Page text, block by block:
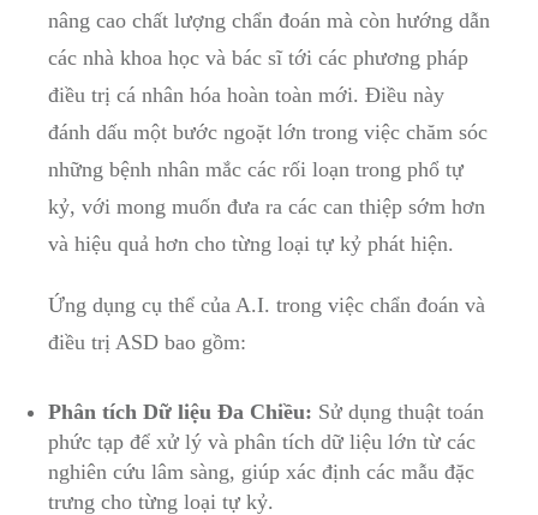
⁢nâng cao chất lượng chẩn đoán mà⁣ còn hướng dẫn
các nhà khoa học và bác sĩ‍ tới⁣ các phương pháp
điều‌ trị cá nhân hóa⁤ hoàn toàn mới. Điều này
đánh dấu một bước⁢ ngoặt lớn trong việc⁣ chăm sóc
⁣những bệnh nhân mắc các ‍rối loạn trong phổ tự
kỷ, ​với mong muốn đưa ra các can thiệp sớm hơn
và hiệu quả hơn cho từng loại tự kỷ phát hiện.
Ứng dụng cụ thể của A.I. trong việc chẩn đoán và
điều trị ASD bao gồm:
Phân tích Dữ liệu Đa‌ Chiều: Sử dụng thuật toán
phức ​tạp để xử lý và phân⁢ tích dữ liệu lớn từ các
nghiên cứu‌ lâm ‌sàng, giúp xác định các mẫu đặc
trưng ⁢cho từng loại tự ⁤kỷ.